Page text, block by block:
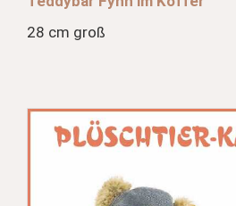
28 cm groß